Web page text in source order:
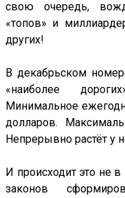
свою очередь,
«топов» и
других!
В декабрьском
«наиболее
Минимальное
долларов.
Непрерывно растёт у
И происходит это не
законов